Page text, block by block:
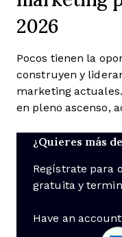
2026
Pocos tienen la
construyen y
marketing
en pleno ascenso,
¿Quieres más
Regístrate para
gratuita y
Have an